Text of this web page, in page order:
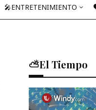
🎤ENTRETENIMIENTO
⛅El Tiempo